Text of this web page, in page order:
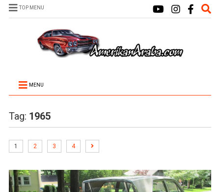
TOP MENU
MENU
Tag: 1965
1 2 3 4